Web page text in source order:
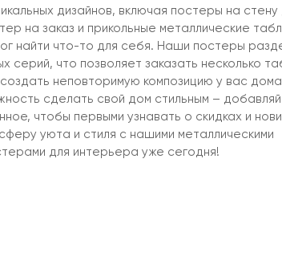
дизайнов, включая постеры на стену
на заказ и прикольные металлические
найти что-то для себя. Наши постеры
серий, что позволяет заказать несколько
неповторимую композицию у вас
сделать свой дом стильным –
чтобы первыми узнавать о скидках и
уюта и стиля с нашими металлическими
для интерьера уже сегодня!